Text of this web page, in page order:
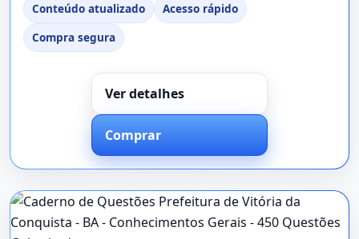
Conteúdo atualizado
Acesso rápido
Compra segura
Ver detalhes
Comprar